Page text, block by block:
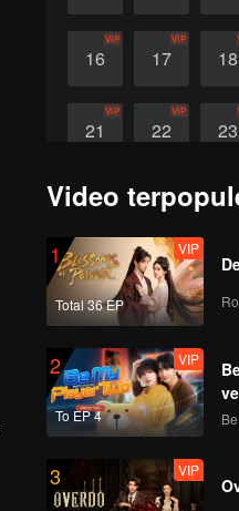
16
VIP
17
VIP
18
21
VIP
22
VIP
23
26 27 28
Video
1
Total 36 EP
VIP
2
To EP 4
VIP
3 VIP